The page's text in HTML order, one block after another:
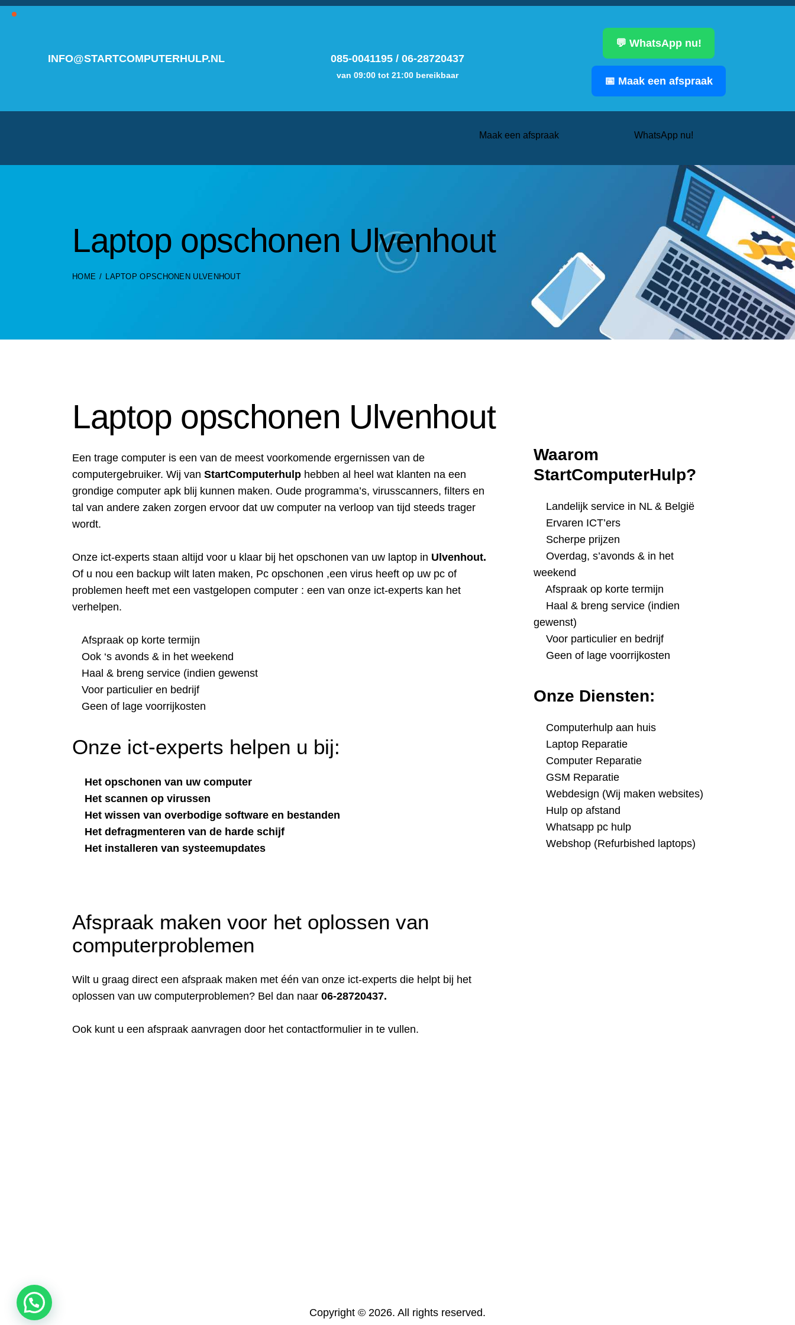
INFO@STARTCOMPUTERHULP.NL 085-0041195/ 06-28720437
van 09:00 tot 21:00 bereikbaar
💬 WhatsApp nu!
📅 Maak een afspraak
Maak een afspraak WhatsApp nu!
Laptop opschonen Ulvenhout
HOME LAPTOP OPSCHONEN ULVENHOUT
Laptop opschonen Ulvenhout
Een trage computer is een van de meest voorkomende ergernissen van de
computergebruiker. Wij van StartComputerhulp hebben al heel wat klanten na een
grondige computer apk blij kunnen maken. Oude programma’s, virusscanners, filters en
tal van andere zaken zorgen ervoor dat uw computer na verloop van tijd steeds trager
wordt.
Onze ict-experts staan altijd voor u klaar bij het opschonen van uw laptop in Ulvenhout.
Of u nou een backup wilt laten maken, Pc opschonen ,een virus heeft op uw pc of
problemen heeft met een vastgelopen computer : een van onze ict-experts kan het
verhelpen.
Afspraak op korte termijn
Ook ‘s avonds & in het weekend
Haal & breng service (indien gewenst
Voor particulier en bedrijf
Geen of lage voorrijkosten
Onze ict-experts helpen u bij:
Het opschonen van uw computer
Het scannen op virussen
Het wissen van overbodige software en bestanden
Het defragmenteren van de harde schijf
Het installeren van systeemupdates
Afspraak maken voor het oplossen van
computerproblemen
Wilt u graag direct een afspraak maken met één van onze ict-experts die helpt bij het
oplossen van uw computerproblemen? Bel dan naar 06-28720437.
Ook kunt u een afspraak aanvragen door het contactformulier in te vullen.
Waarom
StartComputerHulp?
Landelijk service in NL & België
Ervaren ICT’ers
Scherpe prijzen
Overdag, s’avonds & in het
weekend
Afspraak op korte termijn
Haal & breng service (indien
gewenst)
Voor particulier en bedrijf
Geen of lage voorrijkosten
Onze Diensten:
Computerhulp aan huis
Laptop Reparatie
Computer Reparatie
GSM Reparatie
Webdesign (Wij maken websites)
Hulp op afstand
Whatsapp pc hulp
Webshop (Refurbished laptops)
Copyright © 2026. All rights reserved.